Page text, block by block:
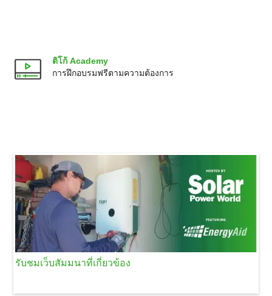
ติโก้ Academy
การฝึกอบรมฟรีตามความต้องการ
รับชมเว็บสัมมนาที่เกี่ยวข้อง